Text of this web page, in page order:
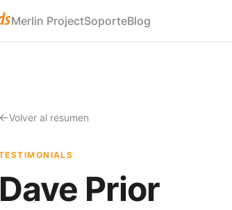
Merlin ProjectSoporteBlog
Volver al resumen
Dave Prior